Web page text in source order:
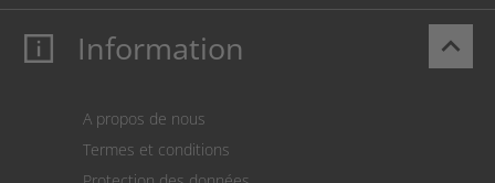
Mon compte
Paiement
keyboard_arrow_up
Information
A propos de nous
Termes et conditions